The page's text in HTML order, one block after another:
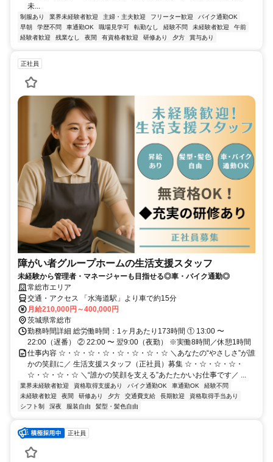
未...
制服あり 業界未経験者歓迎 主婦・主夫歓迎 フリーター歓迎
バイク通勤OK
早朝
学歴不問 車通勤OK 職場見学可 転勤なし 経験不問 未経験者歓迎
午前
経験者歓迎
残業なし 夜間 有資格者歓迎 研修あり 夕方 賞与あり
正社員
障がい者グループホームの生活支援スタッフ
未経験から管理者・マネージャーも目指せる◎車・バイク通勤◎
常総市エリア
交通・アクセス 「水海道駅」より車で約15分
月給210,000円～400,000円
茨城県常総市
勤務時間詳細 総労働時間：1ヶ月あたり173時間 ① 13:00 〜
22:00（遅番） ② 22:00 〜 翌9:00（夜勤） ※実働8時間／休憩1時間
仕事内容 ☆・☆・☆・☆・☆・☆・☆・☆ ＼あなたの“やさしさ”が誰
かの笑顔に／ 生活支援スタッフ（正社員）募集 ☆・☆・☆・☆・
☆・☆・☆・☆ ＼“誰かの笑顔を支える”あたたかいお仕事です／ ...
業界未経験者歓迎 資格取得支援あり バイク通勤OK 車通勤OK
経験不問
未経験者歓迎
夜間 研修あり 夕方 交通費支給 長期歓迎
資格取得手当あり
シフト制
深夜 服装自由 髪型・髪色自由
正社員